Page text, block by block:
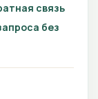
связь
без